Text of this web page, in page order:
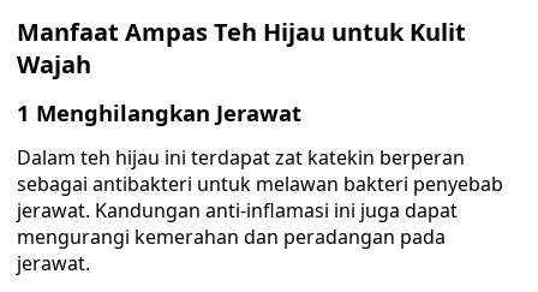
Manfaat Ampas Teh Hijau untuk Kulit
Wajah
1 Menghilangkan Jerawat
Dalam teh hijau ini terdapat zat katekin berperan
sebagai antibakteri untuk melawan bakteri penyebab
jerawat. Kandungan anti-inflamasi ini juga dapat
mengurangi kemerahan dan peradangan pada
jerawat.